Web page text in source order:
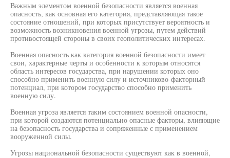
Важным элементом военной безопасности является военная
опасность, как основная его категория, представляющая такое
состояние отношений, при которых присутствует вероятность и
возможность возникновения военной угрозы, путем действий
противостоящей стороны в своих геополитических интересах.
Военная опасность как категория военной безопасности имеет
свои, характерные черты и особенности к которым относятся
область интересов государства, при нарушении которых оно
способно применить военную силу и источниково-факторный
потенциал, при котором государство способно применить
военную силу.
Военная угроза является таким состоянием военной опасности,
при которой создаются потенциально опасные факторы, влияющие
на безопасность государства и сопряженные с применением
вооруженной силы.
Угрозы национальной безопасности существуют как в военной,